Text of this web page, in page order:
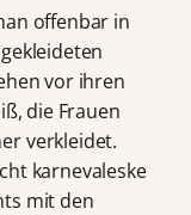
offenbar in
vor ihren
die Frauen
verkleidet.
karnevaleske
mit den